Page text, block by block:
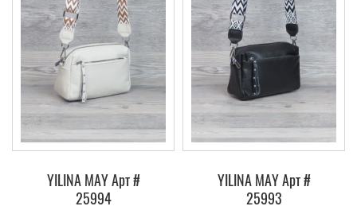
YILINA MAY Арт #
25994
YILINA MAY Арт #
25993